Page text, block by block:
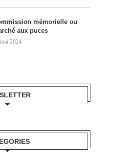
mémorielle ou
aux puces
2024